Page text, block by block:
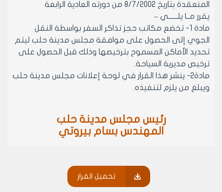
المنعقدة بتاريخ 8/7/2002 من دورته العادية الرابعة
يقرر مــا يلــــــي –
مادة 1- تخضع مكاتب حجز تذاكر السفر بواسطة النقل
الجوي إلى الحصول على موافقة مجلس مدينة حلب ليتم
تحديد الأماكن المسموح بترخيصها وذلك قبل الحصول على
ترخيص مديرية السياحة.
مادة2- ينشر هذا القرار في لوحة إعلانات مجلس مدينة حلب
ويبلغ من يلزم لتنفيذه.
رئيس مجلس مدينة حلب
المهندس بسام بيروتي
تحميل القرار